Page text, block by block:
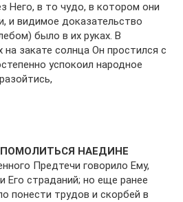
Него, в то чудо, в котором они
и видимое доказательство
было в их руках. В
закате солнца Он простился с
успокоил народное
НАЕДИНЕ
Предтечи говорило Ему,
Его страданий; но еще ранее
понести трудов и скорбей в